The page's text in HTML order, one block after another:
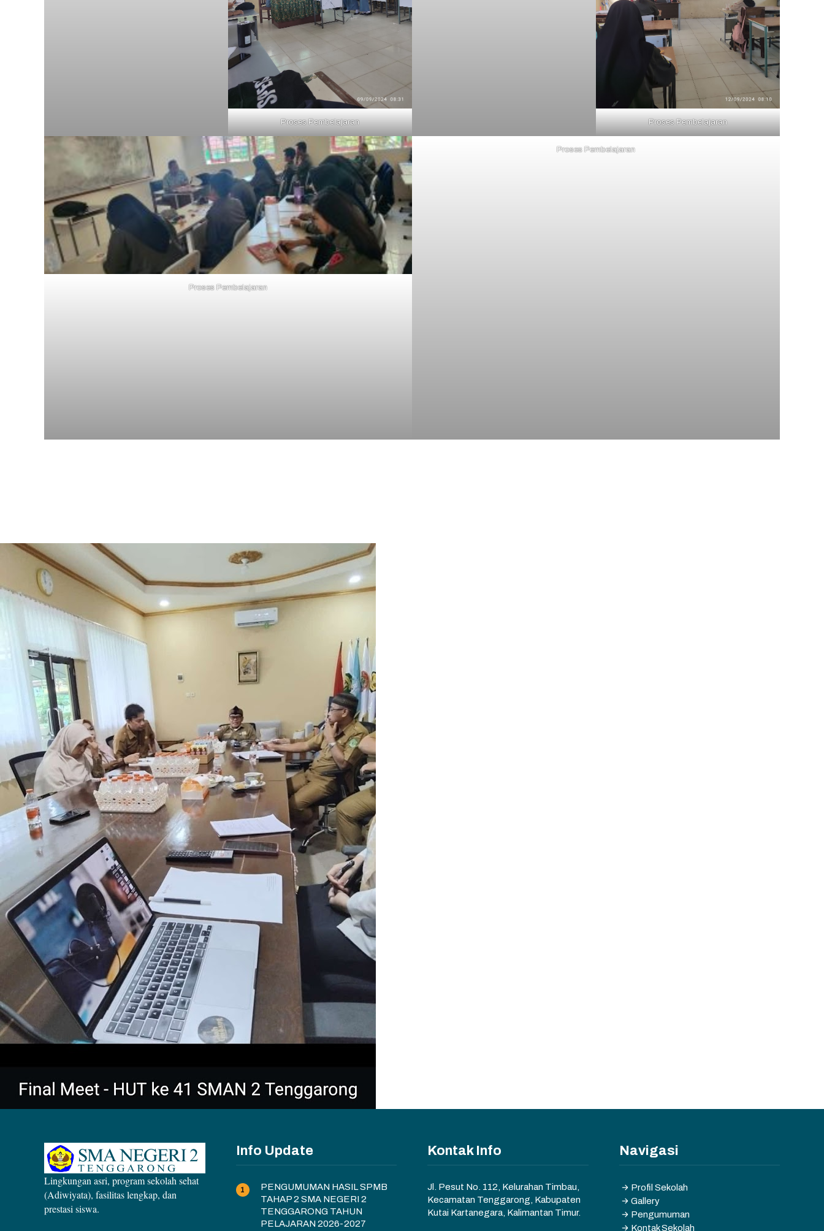
Proses Pembelajaran Proses Pembelajaran
Proses Pembelajaran
Proses Pembelajaran
Lingkungan asri, program sekolah sehat
(Adiwiyata), fasilitas lengkap, dan
prestasi siswa.
Info Update
PENGUMUMAN HASIL SPMB
TAHAP 2 SMA NEGERI 2
TENGGARONG TAHUN
PELAJARAN 2026-2027
Kontak Info
Jl. Pesut No. 112, Kelurahan Timbau,
Kecamatan Tenggarong, Kabupaten
Kutai Kartanegara, Kalimantan Timur.
Navigasi
Profil Sekolah
Gallery
Pengumuman
Kontak Sekolah